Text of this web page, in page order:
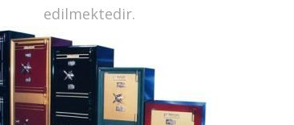
edilmektedir.